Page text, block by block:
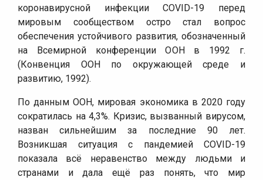
коронавирусной инфекции COVID-19 перед
мировым сообществом остро стал вопрос
обеспечения устойчивого развития, обозначенный
на Всемирной конференции ООН в 1992 г.
(Конвенция ООН по окружающей среде и
развитию, 1992).
По данным ООН, мировая экономика в 2020 году
сократилась на 4,3%. Кризис, вызванный вирусом,
назван сильнейшим за последние 90 лет.
Возникшая ситуация с пандемией COVID-19
показала всё неравенство между людьми и
странами и дала ещё раз понять, что мир